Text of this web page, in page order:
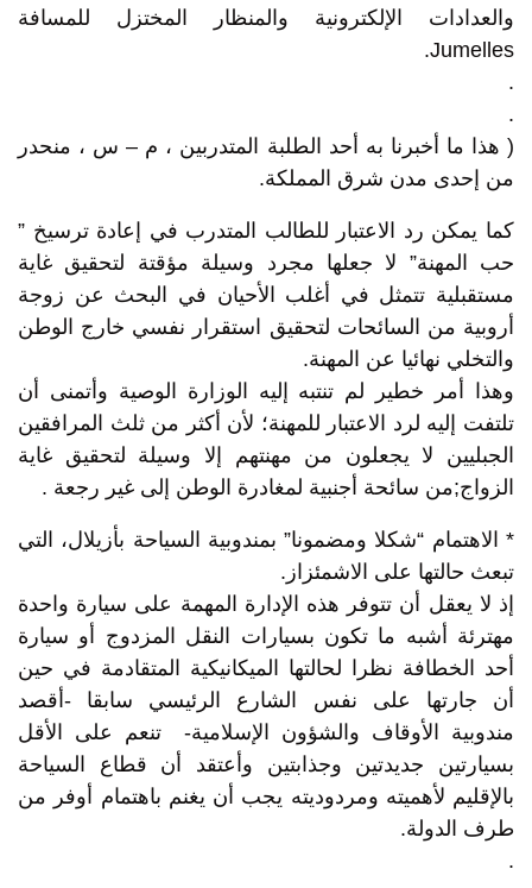
والعدادات الإلكترونية والمنظار المختزل للمسافة
Jumelles.
.
.
( هذا ما أخبرنا به أحد الطلبة المتدربين ، م – س ، منحدر
من إحدى مدن شرق المملكة.
كما يمكن رد الاعتبار للطالب المتدرب في إعادة ترسيخ ”
حب المهنة” لا جعلها مجرد وسيلة مؤقتة لتحقيق غاية
مستقبلية تتمثل في أغلب الأحيان في البحث عن زوجة
أروبية من السائحات لتحقيق استقرار نفسي خارج الوطن
والتخلي نهائيا عن المهنة.
وهذا أمر خطير لم تنتبه إليه الوزارة الوصية وأتمنى أن
تلتفت إليه لرد الاعتبار للمهنة؛ لأن أكثر من ثلث المرافقين
الجبليين لا يجعلون من مهنتهم إلا وسيلة لتحقيق غاية
الزواج;من سائحة أجنبية لمغادرة الوطن إلى غير رجعة .
* الاهتمام “شكلا ومضمونا” بمندوبية السياحة بأزيلال، التي
تبعث حالتها على الاشمئزاز.
إذ لا يعقل أن تتوفر هذه الإدارة المهمة على سيارة واحدة
مهترئة أشبه ما تكون بسيارات النقل المزدوج أو سيارة
أحد الخطافة نظرا لحالتها الميكانيكية المتقادمة في حين
أن جارتها على نفس الشارع الرئيسي سابقا -أقصد
مندوبية الأوقاف والشؤون الإسلامية- تنعم على الأقل
بسيارتين جديدتين وجذابتين وأعتقد أن قطاع السياحة
بالإقليم لأهميته ومردوديته يجب أن يغنم باهتمام أوفر من
طرف الدولة.
.